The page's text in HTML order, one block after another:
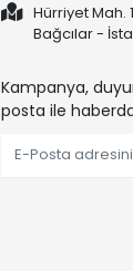
Hürriyet Mah.
Bağcılar -
Kampanya,
posta ile